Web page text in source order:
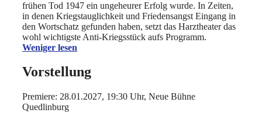
frühen Tod 1947 ein ungeheurer Erfolg wurde. In Zeiten,
in denen Kriegstauglichkeit und Friedensangst Eingang in
den Wortschatz gefunden haben, setzt das Harztheater das
wohl wichtigste Anti-Kriegsstück aufs Programm.
Weniger lesen
Vorstellung
Premiere: 28.01.2027, 19:30 Uhr, Neue Bühne
Quedlinburg